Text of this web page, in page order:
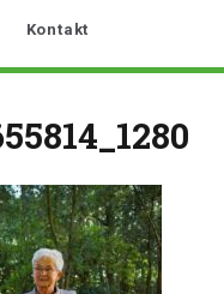
Kontakt